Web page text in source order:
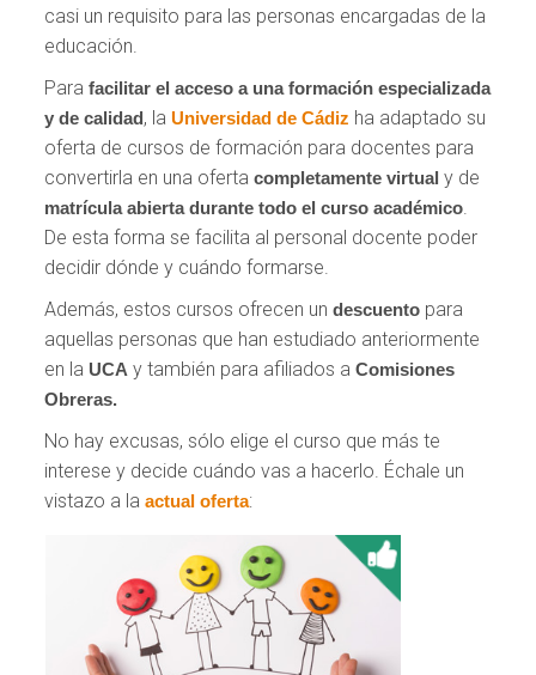
casi un requisito para las personas encargadas de la
educación.
Parafacilitar el acceso a una formación especializada
y de calidad, laUniversidad de Cádiz ha adaptado su
oferta de cursos de formación para docentes para
convertirla en una ofertacompletamente virtual y de
matrícula abierta durante todo el curso académico.
De esta forma se facilita al personal docente poder
decidir dónde y cuándo formarse.
Además, estos cursos ofrecen undescuento para
aquellas personas que han estudiado anteriormente
en la UCA y también para afiliados aComisiones
Obreras.
No hay excusas, sólo elige el curso que más te
interese y decide cuándo vas a hacerlo. Échale un
vistazo a laactual oferta: